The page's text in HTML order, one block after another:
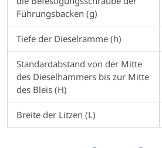
Führungsbacken (g)
Tiefe der Dieselramme (h)
Standardabstand von der Mitte
des Dieselhammers bis zur Mitte
des Bleis (H)
Breite der Litzen (L)